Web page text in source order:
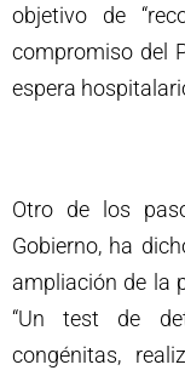
objetivo de
compromiso del
espera
Otro de los
Gobierno, ha
ampliación de la
“Un test de
congénitas,